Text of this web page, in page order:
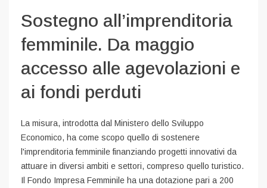
Sostegno all’imprenditoria
femminile. Da maggio
accesso alle agevolazioni e
ai fondi perduti
La misura, introdotta dal Ministero dello Sviluppo
Economico, ha come scopo quello di sostenere
l'imprenditoria femminile finanziando progetti innovativi da
attuare in diversi ambiti e settori, compreso quello turistico.
Il Fondo Impresa Femminile ha una dotazione pari a 200